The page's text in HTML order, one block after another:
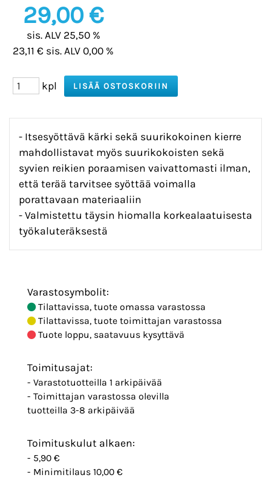
29,00 €
sis. ALV 25,50 %
23,11 € sis. ALV 0,00 %
kpl
- Itsesyöttävä kärki sekä suurikokoinen kierre
mahdollistavat myös suurikokoisten sekä
syvien reikien poraamisen vaivattomasti ilman,
että terää tarvitsee syöttää voimalla
porattavaan materiaaliin
- Valmistettu täysin hiomalla korkealaatuisesta
työkaluteräksestä
Varastosymbolit:
Tilattavissa, tuote omassa varastossa
Tilattavissa, tuote toimittajan varastossa
Tuote loppu, saatavuus kysyttävä
Toimitusajat:
- Varastotuotteilla 1 arkipäivää
- Toimittajan varastossa olevilla
tuotteilla 3-8 arkipäivää
Toimituskulut alkaen:
- 5,90 €
- Minimitilaus 10,00 €